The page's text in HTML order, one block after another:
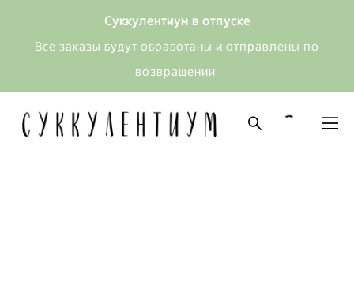
Суккулентиум в отпуске
Все заказы будут обработаны и отправлены по
возвращении